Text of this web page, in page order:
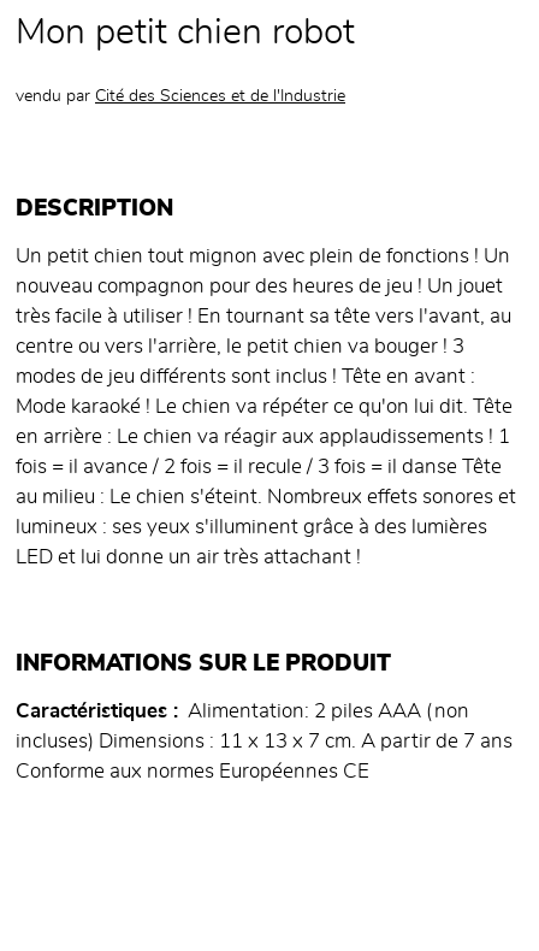
Mon petit chien robot
vendu par Cité des Sciences et de l'Industrie
DESCRIPTION
Un petit chien tout mignon avec plein de fonctions ! Un
nouveau compagnon pour des heures de jeu ! Un jouet
très facile à utiliser ! En tournant sa tête vers l'avant, au
centre ou vers l'arrière, le petit chien va bouger ! 3
modes de jeu différents sont inclus ! Tête en avant :
Mode karaoké ! Le chien va répéter ce qu'on lui dit. Tête
en arrière : Le chien va réagir aux applaudissements ! 1
fois = il avance / 2 fois = il recule / 3 fois = il danse Tête
au milieu : Le chien s'éteint. Nombreux effets sonores et
lumineux : ses yeux s'illuminent grâce à des lumières
LED et lui donne un air très attachant !
INFORMATIONS SUR LE PRODUIT
Caractéristiques
Alimentation: 2 piles AAA (non
incluses) Dimensions : 11 x 13 x 7 cm. A partir de 7 ans
Conforme aux normes Européennes CE